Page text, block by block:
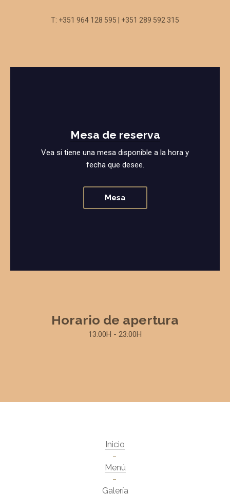
T: +351 964 128 595 | +351 289 592 315
Mesa de reserva
Vea si tiene una mesa disponible a la hora y
fecha que desee.
Mesa
Horario de apertura
13:00H - 23:00H
Inicio
Menú
Galería